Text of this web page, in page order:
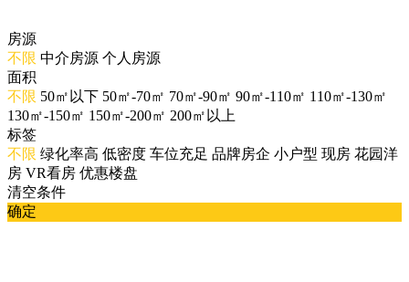
房源
不限 中介房源 个人房源
面积
不限 50㎡以下 50㎡-70㎡ 70㎡-90㎡ 90㎡-110㎡ 110㎡-130㎡
130㎡-150㎡ 150㎡-200㎡ 200㎡以上
标签
不限 绿化率高 低密度 车位充足 品牌房企 小户型 现房 花园洋
房 VR看房 优惠楼盘
清空条件
确定